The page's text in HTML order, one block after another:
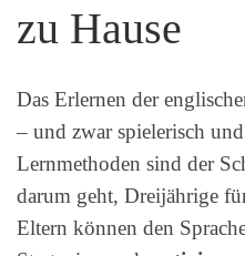
zu Hause
Das Erlernen der
– und zwar spielerisch
Lernmethoden sind der
darum geht, Dreijährige
Eltern können den